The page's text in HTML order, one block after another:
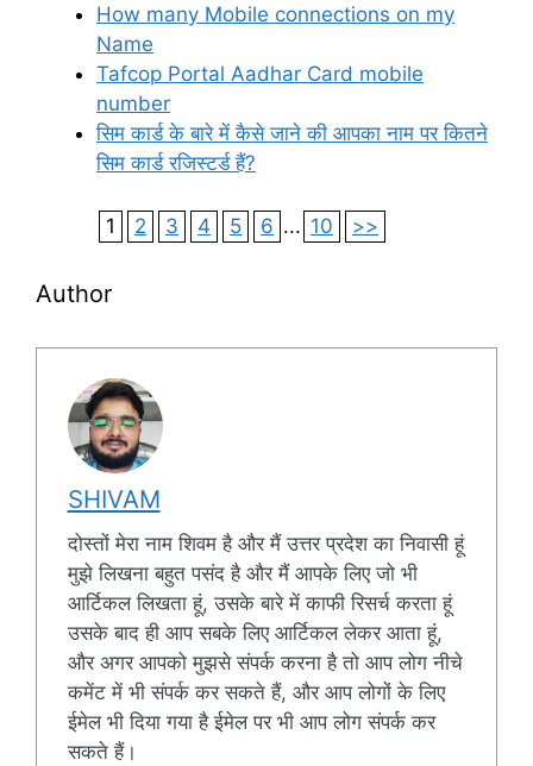
How many Mobile connections on my
Name
Tafcop Portal Aadhar Card mobile
number
सिम कार्ड के बारे में कैसे जाने की आपका नाम पर कितने
सिम कार्ड रजिस्टर्ड हैं?
1 2 3 4 5 6 ... 10 >>
Author
SHIVAM
दोस्तों मेरा नाम शिवम है और मैं उत्तर प्रदेश का निवासी हूं
मुझे लिखना बहुत पसंद है और मैं आपके लिए जो भी
आर्टिकल लिखता हूं, उसके बारे में काफी रिसर्च करता हूं
उसके बाद ही आप सबके लिए आर्टिकल लेकर आता हूं,
और अगर आपको मुझसे संपर्क करना है तो आप लोग नीचे
कमेंट में भी संपर्क कर सकते हैं, और आप लोगों के लिए
ईमेल भी दिया गया है ईमेल पर भी आप लोग संपर्क कर
सकते हैं।